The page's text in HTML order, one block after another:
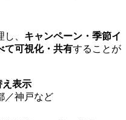
、 キャンペーン・季節イ
て可視化・共有することが
え表示
神戸など